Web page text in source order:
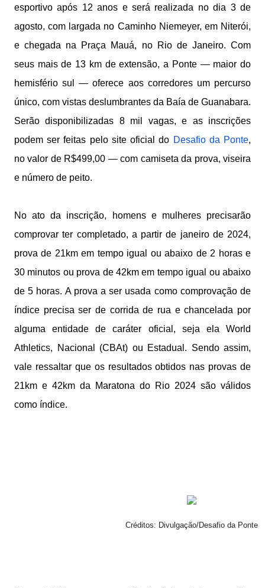
esportivo após 12 anos e será realizada no dia 3 de
agosto, com largada no Caminho Niemeyer, em Niterói,
e chegada na Praça Mauá, no Rio de Janeiro. Com
seus mais de 13 km de extensão, a Ponte — maior do
hemisfério sul — oferece aos corredores um percurso
único, com vistas deslumbrantes da Baía de Guanabara.
Serão disponibilizadas 8 mil vagas, e as inscrições
podem ser feitas pelo site oficial do Desafio da Ponte,
no valor de R$499,00 — com camiseta da prova, viseira
e número de peito.
No ato da inscrição, homens e mulheres precisarão
comprovar ter completado, a partir de janeiro de 2024,
prova de 21km em tempo igual ou abaixo de 2 horas e
30 minutos ou prova de 42km em tempo igual ou abaixo
de 5 horas. A prova a ser usada como comprovação de
índice precisa ser de corrida de rua e chancelada por
alguma entidade de caráter oficial, seja ela World
Athletics, Nacional (CBAt) ou Estadual. Sendo assim,
vale ressaltar que os resultados obtidos nas provas de
21km e 42km da Maratona do Rio 2024 são válidos
como índice.
Créditos: Divulgação/Desafio da Ponte